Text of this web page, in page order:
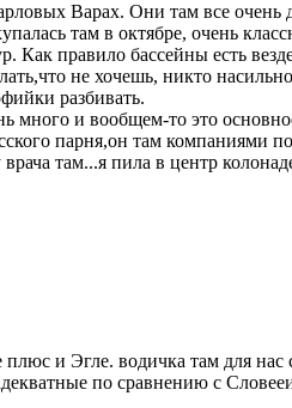
Варах. Они там все очень
там в октябре, очень
Как правило бассейны есть
не хочешь, никто
разбивать.
и вообщем-то это
парня,он там компаниями
там...я пила в центр
и Эгле. водичка там для
по сравнению с